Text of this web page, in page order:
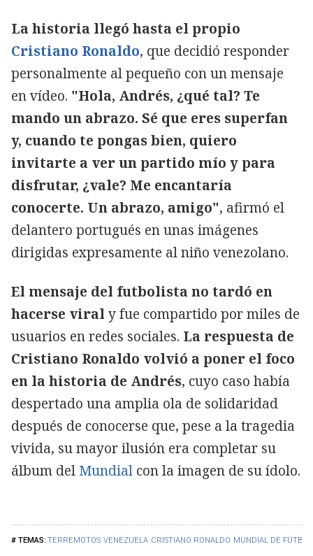
TERREMOTOS VENEZUELA CRISTIANO RONALDO MUNDIAL DE FÚTBOL
La historia llegó hasta el propio
Cristiano Ronaldo, que decidió responder
personalmente al pequeño con un mensaje
en vídeo. "Hola, Andrés, ¿qué tal? Te
mando un abrazo. Sé que eres superfan
y, cuando te pongas bien, quiero
invitarte a ver un partido mío y para
disfrutar, ¿vale? Me encantaría
conocerte. Un abrazo, amigo", afirmó el
delantero portugués en unas imágenes
dirigidas expresamente al niño venezolano.
El mensaje del futbolista no tardó en
hacerse viral y fue compartido por miles de
usuarios en redes sociales. La respuesta de
Cristiano Ronaldo volvió a poner el foco
en la historia de Andrés, cuyo caso había
despertado una amplia ola de solidaridad
después de conocerse que, pese a la tragedia
vivida, su mayor ilusión era completar su
álbum del Mundial con la imagen de su ídolo.